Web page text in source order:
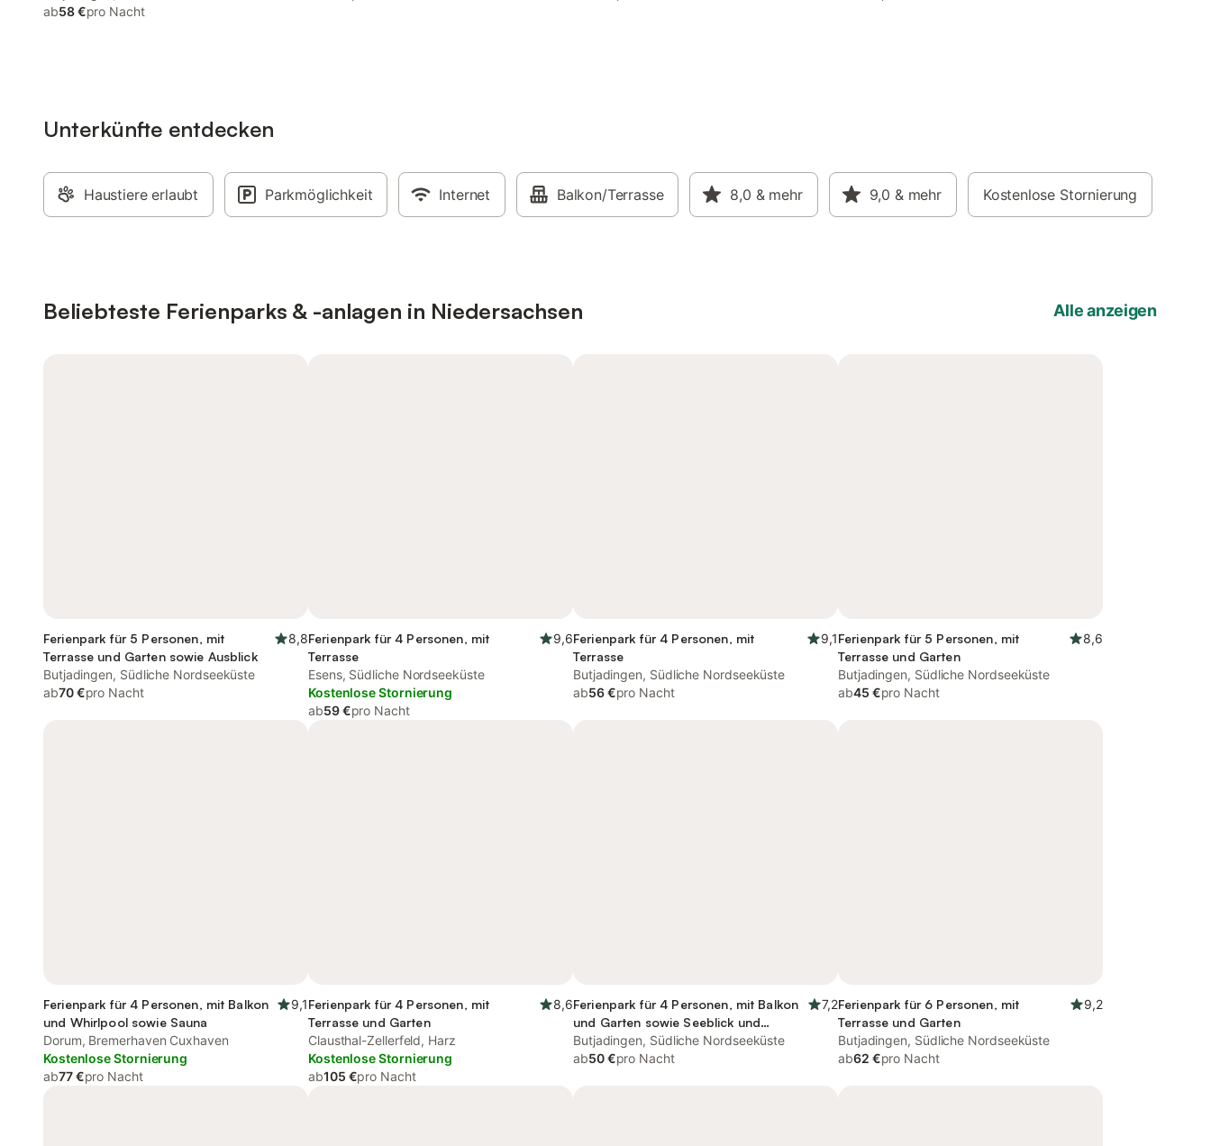
ab58 €pro Nacht
Unterkünfte entdecken
Haustiere erlaubt Parkmöglichkeit Internet Balkon/Terrasse 8,0 & mehr 9,0 & mehr Kostenlose Stornierung
Beliebteste Ferienparks & -anlagen in Niedersachsen Alle anzeigen
Ferienpark für 5 Personen, mit
Terrasse und Garten sowie Ausblick
8,8
Butjadingen, Südliche Nordseeküste
ab70 €pro Nacht
Ferienpark für 4 Personen, mit
Terrasse
9,6
Esens, Südliche Nordseeküste
Kostenlose Stornierung
ab59 €pro Nacht
Ferienpark für 4 Personen, mit
Terrasse
9,1
Butjadingen, Südliche Nordseeküste
ab56 €pro Nacht
Ferienpark für 5 Personen, mit
Terrasse und Garten
8,6
Butjadingen, Südliche Nordseeküste
ab45 €pro Nacht
Ferienpark für 4 Personen, mit Balkon
und Whirlpool sowie Sauna
9,1
Dorum, Bremerhaven Cuxhaven
Kostenlose Stornierung
ab77 €pro Nacht
Ferienpark für 4 Personen, mit
Terrasse und Garten
8,6
Clausthal-Zellerfeld, Harz
Kostenlose Stornierung
ab105 €pro Nacht
Ferienpark für 4 Personen, mit Balkon
und Garten sowie Seeblick und
Ausblick
7,2
Butjadingen, Südliche Nordseeküste
ab50 €pro Nacht
Ferienpark für 6 Personen, mit
Terrasse und Garten
9,2
Butjadingen, Südliche Nordseeküste
ab62 €pro Nacht